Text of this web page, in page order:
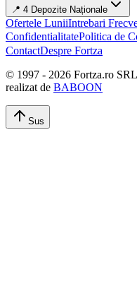
📍 4 Depozite Naționale
Ofertele LuniiIntrebari
ConfidentialitatePolitica de
ContactDespre Fortza
© 1997 - 2026 Fortza.ro
realizat de BABOON
Sus